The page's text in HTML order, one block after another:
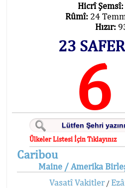
Hicrî Şemsî:
Rûmî: 24
Hızır:
23
6
Ülkeler Listesi İçin Tıklayınız
Caribou
Maine / Amerika
Vasatî Vakitler/